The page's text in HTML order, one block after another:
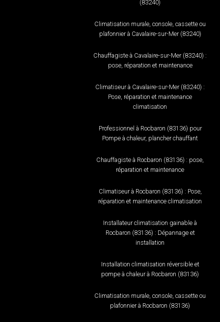
(83240)
Climatisation murale, console, cassette ou
plafonnier à Cavalaire-sur-Mer (83240)
Chauffagiste à Cavalaire-sur-Mer (83240) :
pose, réparation et maintenance
Climatiseur à Cavalaire-sur-Mer (83240) :
Pose, réparation et maintenance
climatisation
Professionnel à Rocbaron (83136) pour
Pompe à chaleur, plancher chauffant
Chauffagiste à Rocbaron (83136) : pose,
réparation et maintenance
Climatiseur à Rocbaron (83136) : Pose,
réparation et maintenance climatisation
Installateur climatisation gainable à
Rocbaron (83136) : Dépannage et
installation
Installation climatisation réversible et
pompe à chaleur à Rocbaron (83136)
Climatisation murale, console, cassette ou
plafonnier à Rocbaron (83136)